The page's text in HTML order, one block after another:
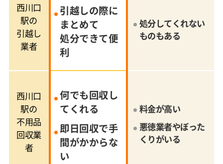
西川口
駅の
引越し
業者
引越しの際に
まとめて
処分できて便
利
処分してくれない
ものもある
西川口
駅の
不用品
回収業
者
何でも回収し
てくれる
即日回収で手
間がかからな
い
料金が高い
悪徳業者やぼった
くりがいる